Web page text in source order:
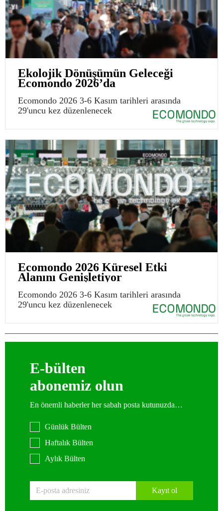
Ekolojik Dönüşümün Geleceği
Ecomondo 2026’da
Ecomondo 2026 3-6 Kasım tarihleri arasında
29'uncu kez düzenlenecek
Ecomondo 2026 Küresel Etki
Alanını Genişletiyor
Ecomondo 2026 3-6 Kasım tarihleri arasında
29'uncu kez düzenlenecek
E-bülten
abonemiz olun
En önemli haberler her sabah posta kutunuzda…
Günlük Bülten
Haftalık Bülten
Aylık Bülten
Kayıt ol